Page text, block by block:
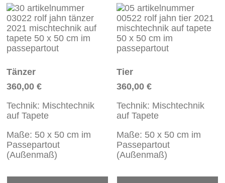
Tänzer
360,00€
Technik: Mischtechnik
auf Tapete
Maße: 50 x 50 cm im
Passepartout
(Außenmaß)
Tier
360,00€
Technik: Mischtechnik
auf Tapete
Maße: 50 x 50 cm im
Passepartout
(Außenmaß)